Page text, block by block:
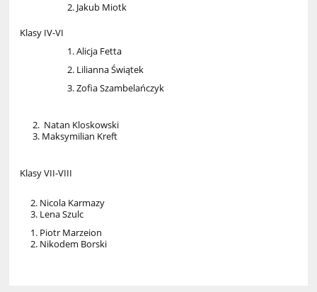
Jakub Miotk
Klasy IV-VI
Alicja Fetta
Lilianna Świątek
Zofia Szambelańczyk
2. Natan Kloskowski
3. Maksymilian Kreft
Klasy VII-VIII
2. Nicola Karmazy
3. Lena Szulc
1. Piotr Marzeion
2. Nikodem Borski